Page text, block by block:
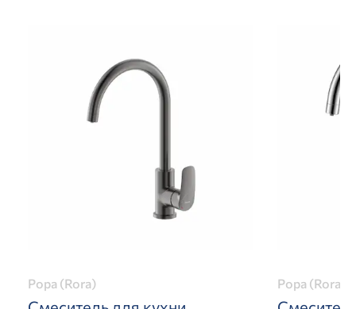
Рора (Rora) Рора (Rora)